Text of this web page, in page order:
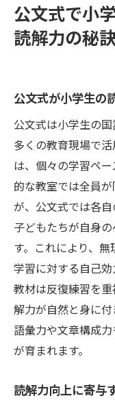
公文式で小
読解力の秘
公文式が小学生の
公文式は小学生の国
多くの教育現場で
は、個々の学習ペ
的な教室では全員
が、公文式では各自
子どもたちが自身
す。これにより、無
学習に対する自己
教材は反復練習を
解力が自然と身に
語彙力や文章構成
が育まれます。
読解力向上に寄与